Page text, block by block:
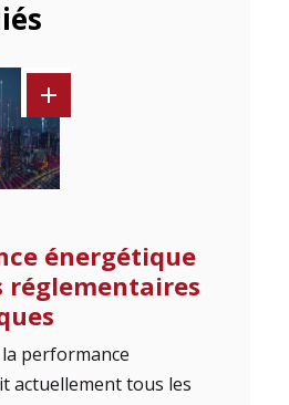
énergétique
réglementaires
performance
actuellement tous les